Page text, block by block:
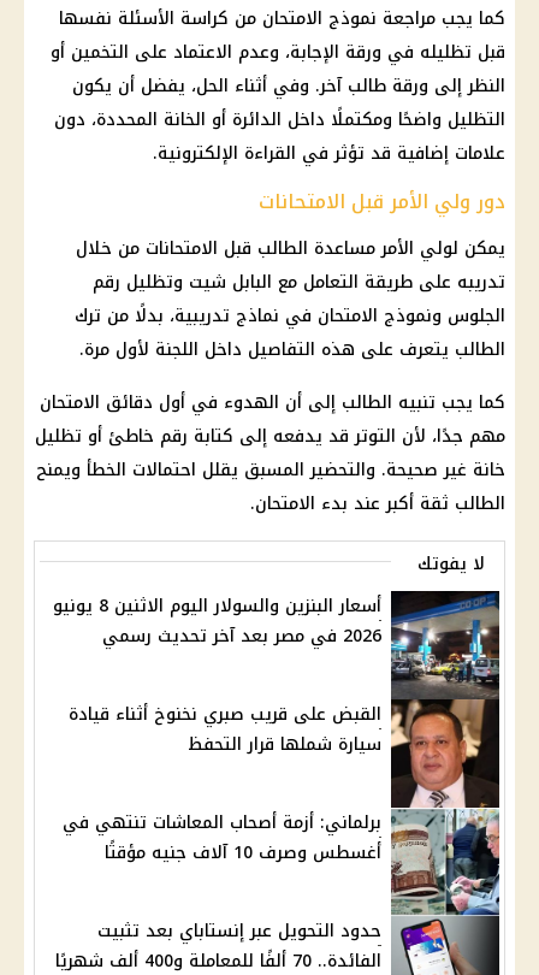
كما يجب مراجعة نموذج الامتحان من كراسة الأسئلة نفسها
قبل تظليله في ورقة الإجابة، وعدم الاعتماد على التخمين أو
النظر إلى ورقة طالب آخر. وفي أثناء الحل، يفضل أن يكون
التظليل واضحًا ومكتملًا داخل الدائرة أو الخانة المحددة، دون
علامات إضافية قد تؤثر في القراءة الإلكترونية.
دور ولي الأمر قبل الامتحانات
يمكن لولي الأمر مساعدة الطالب قبل الامتحانات من خلال
تدريبه على طريقة التعامل مع البابل شيت وتظليل رقم
الجلوس ونموذج الامتحان في نماذج تدريبية، بدلًا من ترك
الطالب يتعرف على هذه التفاصيل داخل اللجنة لأول مرة.
كما يجب تنبيه الطالب إلى أن الهدوء في أول دقائق الامتحان
مهم جدًا، لأن التوتر قد يدفعه إلى كتابة رقم خاطئ أو تظليل
خانة غير صحيحة. والتحضير المسبق يقلل احتمالات الخطأ ويمنح
الطالب ثقة أكبر عند بدء الامتحان.
لا يفوتك
أسعار البنزين والسولار اليوم الاثنين 8 يونيو
2026 في مصر بعد آخر تحديث رسمي
القبض على قريب صبري نخنوخ أثناء قيادة
سيارة شملها قرار التحفظ
برلماني: أزمة أصحاب المعاشات تنتهي في
أغسطس وصرف 10 آلاف جنيه مؤقتًا
حدود التحويل عبر إنستاباي بعد تثبيت
الفائدة.. 70 ألفًا للمعاملة و400 ألف شهريًا